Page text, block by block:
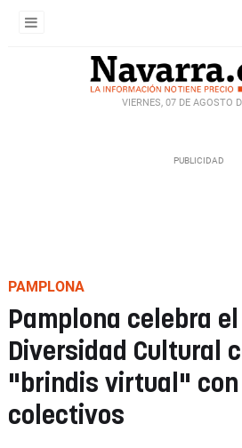
VIERNES, 07 DE AGOSTO
PAMPLONA
Pamplona celebra
Diversidad Cultural
"brindis virtual" con
colectivos